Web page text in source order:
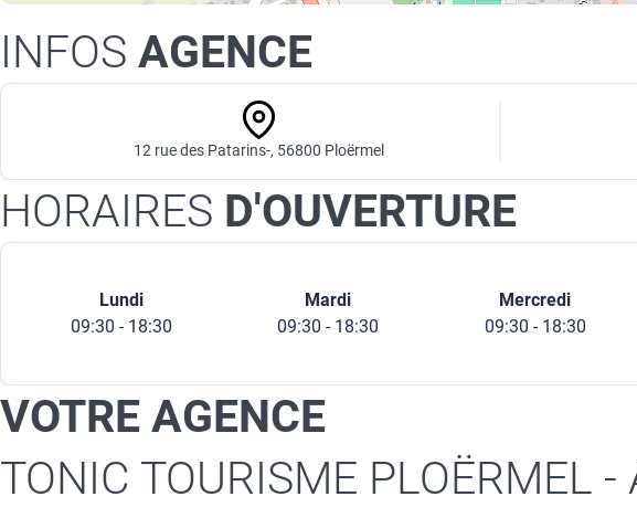
INFOS AGENCE
12 rue des Patarins-, 56800 Ploërmel
HORAIRES D'OUVERTURE
Lundi
09:30 - 18:30
Mardi
09:30 - 18:30
Mercredi
09:30 - 18:30
VOTRE AGENCE
TONIC TOURISME PLOËRMEL -